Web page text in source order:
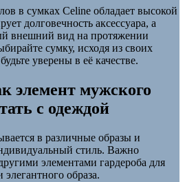
в сумках Celine обладает высокой
долговечность аксессуара, а
внешний вид на протяжении
сумку, исходя из своих
уверены в её качестве.
элемент мужского
с одеждой
в различные образы и
стиль. Важно
элементами гардероба для
образа.